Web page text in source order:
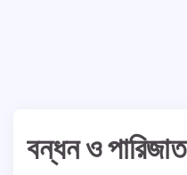
বন্ধন ও পারিজাত